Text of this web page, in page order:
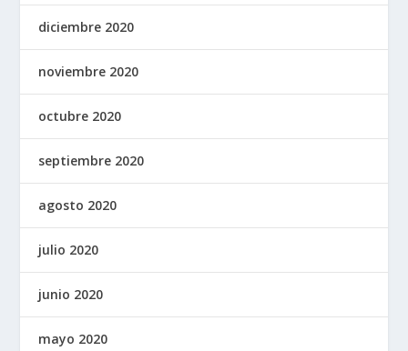
diciembre 2020
noviembre 2020
octubre 2020
septiembre 2020
agosto 2020
julio 2020
junio 2020
mayo 2020